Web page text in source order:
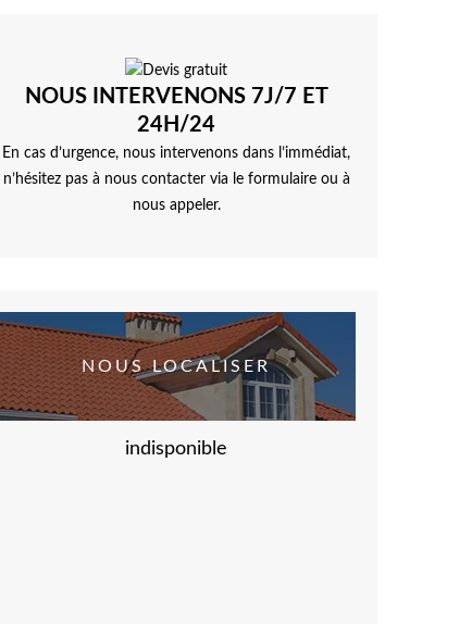
NOUS INTERVENONS 7J/7 ET
24H/24
En cas d’urgence, nous intervenons dans l’immédiat,
n’hésitez pas à nous contacter via le formulaire ou à
nous appeler.
NOUS LOCALISER
indisponible